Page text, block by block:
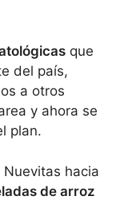
que
del país,
a otros
y ahora se
plan.
hacia
de arroz